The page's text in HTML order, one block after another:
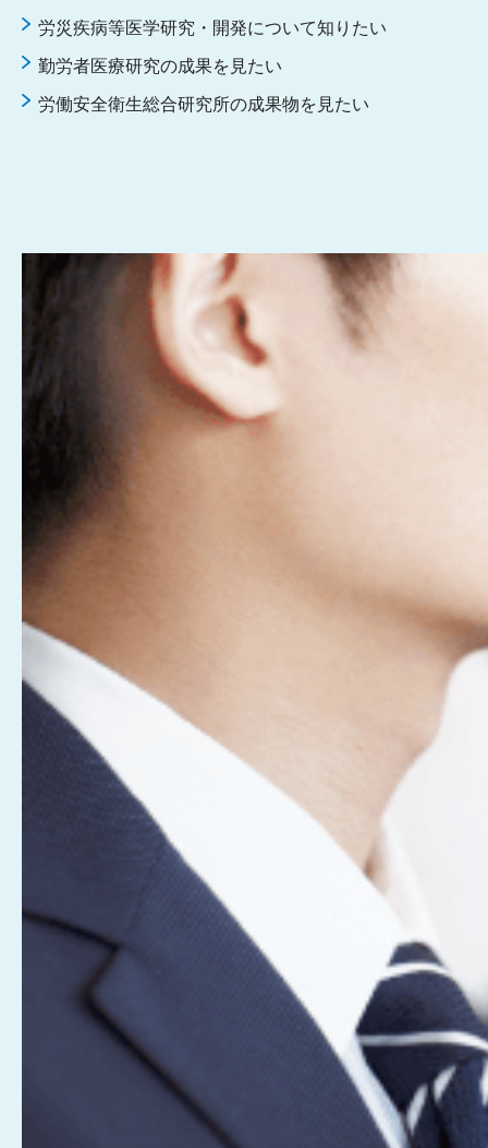
労災疾病等医学研究・開発について知りたい
勤労者医療研究の成果を見たい
労働安全衛生総合研究所の成果物を見たい